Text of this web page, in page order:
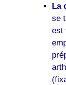
La
se
est